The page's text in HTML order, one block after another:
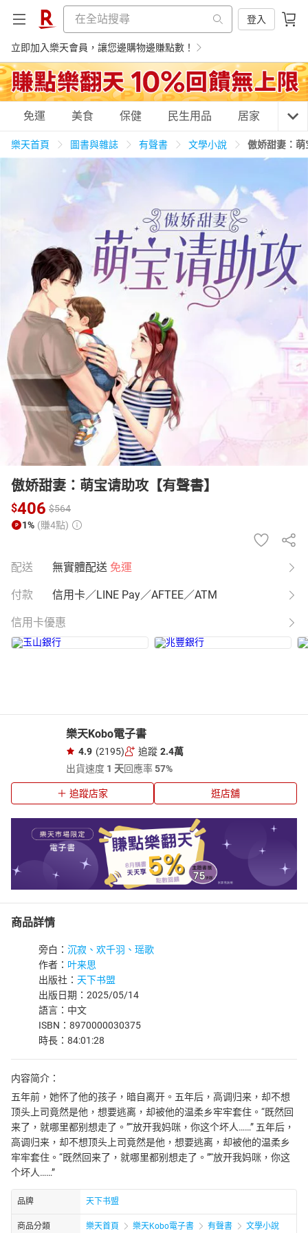
登入
立即加入樂天會員，讓您邊購物邊賺點數！
購物網分類
美食蛋糕 養生保健
3C家電 運動休閒 親子玩具
女裝 化妝保養
日本購物 電子/紙本書
HOT
免運 美食 保健 民生用品 居家 3C
樂天首頁 圖書與雜誌 有聲書 文學小說 傲娇甜妻：
傲娇甜妻：萌宝请助攻【有聲書】
$406 $564
1% (賺4點)
配送 無實體配送 免運
付款 信用卡／LINE Pay／AFTEE／ATM
信用卡優惠
樂天Kobo電子書
4.9 (2195) 追蹤 2.4萬
出貨速度 1 天回應率57%
追蹤店家 逛店舖
商品詳情
旁白： 沉寂、欢千羽、瑶歌
作者： 叶来思
出版社： 天下书盟
出版日期：2025/05/14
語言：中文
ISBN：8970000030375
時長：84:01:28
内容简介：
五年前，她怀了他的孩子，暗自离开。五年后，高调归来，却不想
顶头上司竟然是他，想要逃离，却被他的温柔乡牢牢套住。“既然回
来了，就哪里都别想走了。”“放开我妈咪，你这个坏人……” 五年后，
高调归来，却不想顶头上司竟然是他，想要逃离，却被他的温柔乡
牢牢套住。“既然回来了，就哪里都别想走了。”“放开我妈咪，你这
个坏人……”
品牌 天下书盟
商品分類 樂天首頁 樂天Kobo電子書 有聲書 文學小說